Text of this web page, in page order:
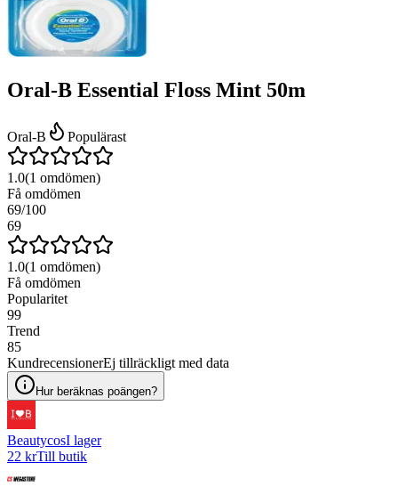
Oral-B Essential Floss Mint 50m
Oral-B Populärast
1.0(1 omdömen)
Få omdömen
69/100
69
1.0(1 omdömen)
Få omdömen
Popularitet
99
Trend
85
KundrecensionerEj tillräckligt med data
Hur beräknas poängen?
BeautycosI lager
22 krTill butik